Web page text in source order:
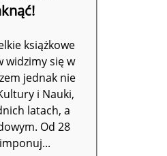
książkowe
widzimy się w
jednak nie
i Nauki,
latach, a
Od 28